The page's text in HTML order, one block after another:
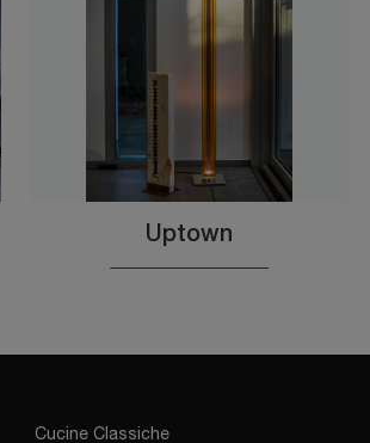
Uptown
Cucine Classiche